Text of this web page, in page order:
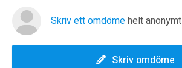
Skriv ett omdömehelt anonymt
Skriv omdöme